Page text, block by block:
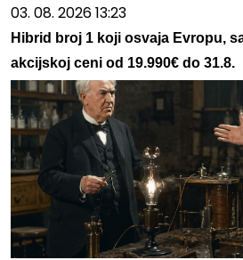
03. 08. 2026 13:23
Hibrid broj 1 koji osvaja Evropu,
akcijskoj ceni od 19.990€ do 31.8.